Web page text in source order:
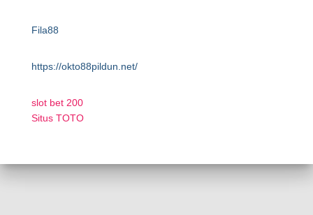
Fila88
https://okto88pildun.net/
slot bet 200
Situs TOTO